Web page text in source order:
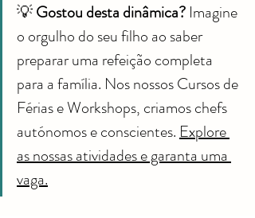
💡 Gostou desta dinâmica? Imagine
o orgulho do seu filho ao saber
preparar uma refeição completa
para a família. Nos nossos Cursos de
Férias e Workshops, criamos chefs
autónomos e conscientes. Explore
as nossas atividades e garanta uma
vaga.